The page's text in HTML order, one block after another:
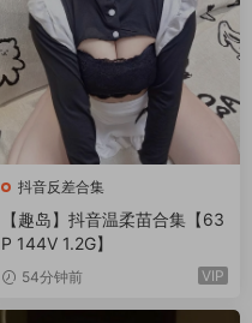
抖音反差合集
【趣岛】抖音温柔苗合集【63
P 144V 1.2G】
54分钟前 VIP